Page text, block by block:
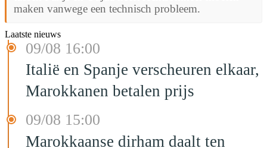
maken vanwege een technisch probleem.
Laatste nieuws
09/08 16:00
Italië en Spanje verscheuren elkaar,
Marokkanen betalen prijs
09/08 15:00
Marokkaanse dirham daalt ten